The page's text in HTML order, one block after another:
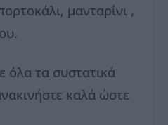
μανταρίνι ,
όλα τα συστατικά
καλά ώστε